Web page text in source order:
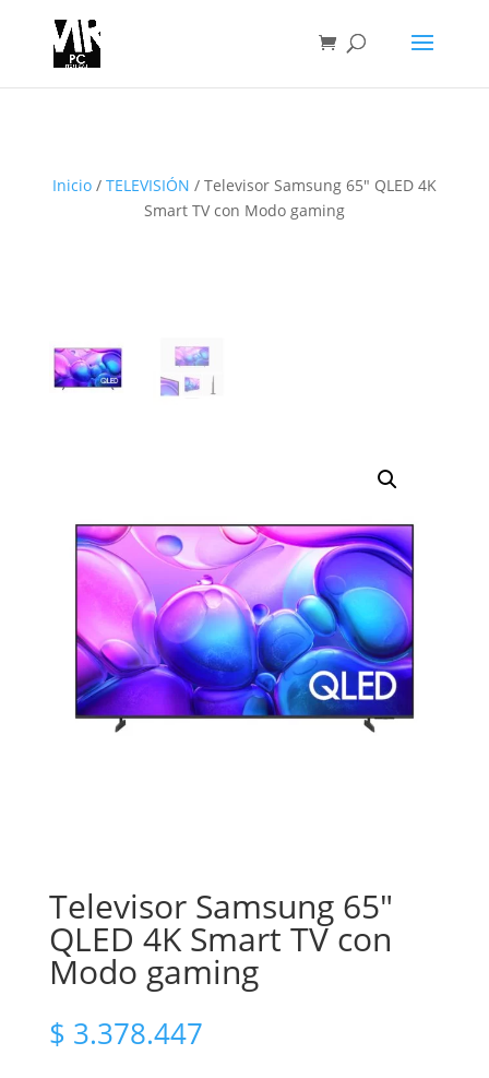
Inicio/ TELEVISIÓN / Televisor Samsung 65″ QLED 4K
Smart TV con Modo gaming
Televisor Samsung 65″
QLED 4K Smart TV con
Modo gaming
$ 3.378.447